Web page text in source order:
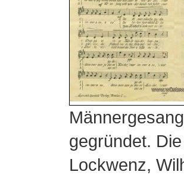
gegründet.
Lockwenz,